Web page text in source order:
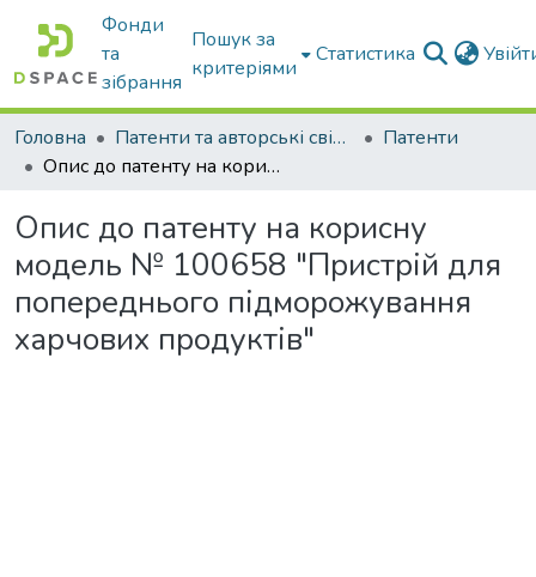
Фонди
та
зібрання
Пошук за
критеріями
Статистика
Головна Патенти та авторські свідоцтва
Патенти
Опис до патенту на корисну модель № 100658 "Пристрій для попереднього підморожування харчових продуктів"
Опис до патенту на корисну
модель № 100658 "Пристрій для
попереднього підморожування
харчових продуктів"